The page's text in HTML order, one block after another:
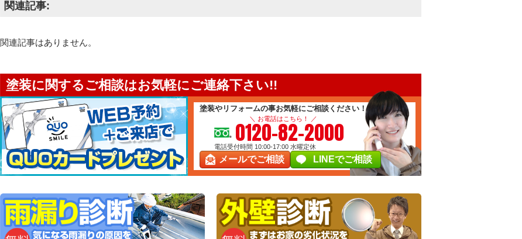
関連記事:
関連記事はありません。
塗装に関するご相談はお気軽にご連絡下さい!!
塗装やリフォームの事お気軽にご相談ください！
＼ お電話はこちら！ ／
0120-82-2000
電話受付時間 10:00-17:00 水曜定休
メールでご相談 LINEでご相談